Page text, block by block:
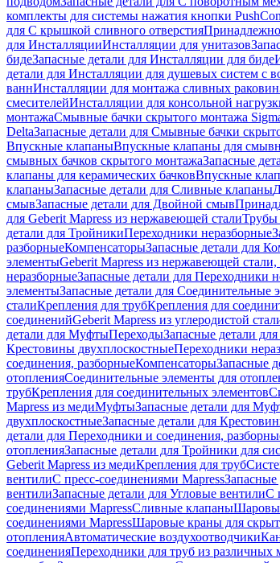
комплекты для системы нажатия кнопки
для С крышкой сливного отверстия
для ИнсталляцииИнсталляции для унитазов
бидеЗапасные детали для Инсталляции для биде
детали для Инсталляции для душевых систем с
ваннИнсталляции для монтажа сливных раковин
смесителейИнсталляции для консольной
монтажаСмывные бачки скрытого монтажа
DeltaЗапасные детали для Смывные бачки
Впускные клапаныВпускные клапаны для
смывных бачков скрытого монтажаЗапасные
клапаны для керамических бачковВпускные
клапаныЗапасные детали для Сливные клапаны
смывЗапасные детали для Двойной смыв
для Geberit Mapress из нержавеющей сталиТрубы
детали для ТройникиПереходники неразборные
разборныеКомпенсаторыЗапасные детали для
элементыGeberit Mapress из нержавеющей стали,
неразборныеЗапасные детали для Переходники
элементыЗапасные детали для Соединительные
сталиКрепления для трубКрепления для
соединенийGeberit Mapress из углеродистой
детали для МуфтыПереходыЗапасные детали
Крестовины двухплоскостныеПереходники
соединения, разборныеКомпенсаторыЗапасные
отопленияСоединительные элементы для
трубКрепления для соединительных элементов
Mapress из медиМуфтыЗапасные детали для
двухплоскостныеЗапасные детали для
детали для Переходники и соединения,
отопленияЗапасные детали для Тройники для
Geberit Mapress из медиКрепления для труб
вентилиС пресс-соединениями MapressЗапасные
вентилиЗапасные детали для Угловые вентилиС
соединениями MapressСливные клапаны
соединениями MapressШаровые краны для
отопленияАвтоматические воздухоотводчики
соединенияПереходники для труб из различных